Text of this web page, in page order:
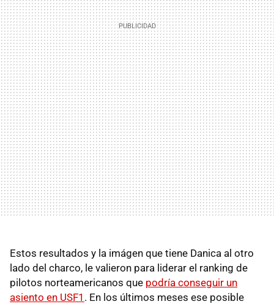
Estos resultados y la imágen que tiene Danica al otro
lado del charco, le valieron para liderar el ranking de
pilotos norteamericanos que podría conseguir un
asiento en USF1 . En los últimos meses ese posible